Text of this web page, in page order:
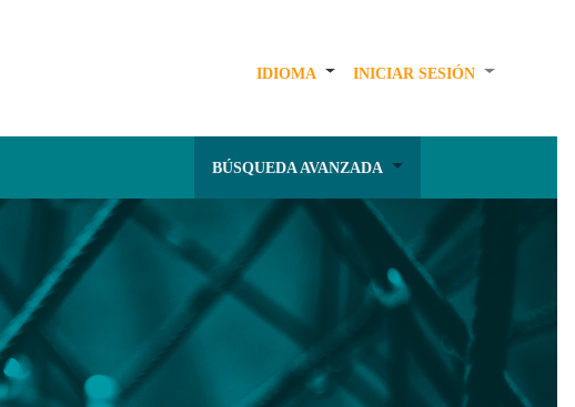
IDIOMA INICIAR SESIÓN
BÚSQUEDA AVANZADA